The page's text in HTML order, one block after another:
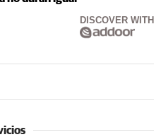
DISCOVER WITH